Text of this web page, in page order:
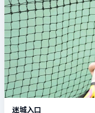
迷城入口